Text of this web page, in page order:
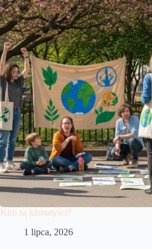
Kim są klimatyści?
1 lipca, 2026